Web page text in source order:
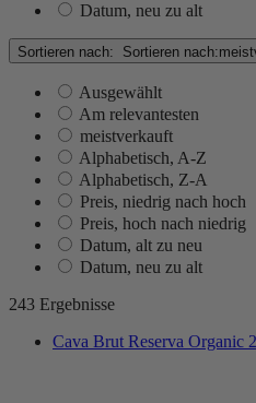
Datum, neu zu alt
Sortieren nach: Sortieren nach:
Ausgewählt
Am relevantesten
meistverkauft
Alphabetisch, A-Z
Alphabetisch, Z-A
Preis, niedrig nach hoch
Preis, hoch nach niedrig
Datum, alt zu neu
Datum, neu zu alt
243 Ergebnisse
Cava Brut Reserva Organic